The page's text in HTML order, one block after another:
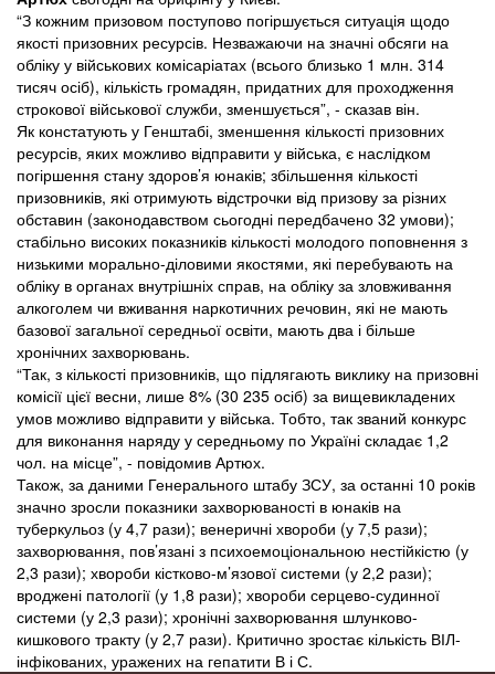
“З кожним призовом поступово погіршується ситуація щодо
якості призовних ресурсів. Незважаючи на значні обсяги на
обліку у військових комісаріатах (всього близько 1 млн. 314
тисяч осіб), кількість громадян, придатних для проходження
строкової військової служби, зменшується”, - сказав він.
Як констатують у Генштабі, зменшення кількості призовних
ресурсів, яких можливо відправити у війська, є наслідком
погіршення стану здоров’я юнаків; збільшення кількості
призовників, які отримують відстрочки від призову за різних
обставин (законодавством сьогодні передбачено 32 умови);
стабільно високих показників кількості молодого поповнення з
низькими морально-діловими якостями, які перебувають на
обліку в органах внутрішніх справ, на обліку за зловживання
алкоголем чи вживання наркотичних речовин, які не мають
базової загальної середньої освіти, мають два і більше
хронічних захворювань.
“Так, з кількості призовників, що підлягають виклику на призовні
комісії цієї весни, лише 8% (30 235 осіб) за вищевикладених
умов можливо відправити у війська. Тобто, так званий конкурс
для виконання наряду у середньому по Україні складає 1,2
чол. на місце”, - повідомив Артюх.
Також, за даними Генерального штабу ЗСУ, за останні 10 років
значно зросли показники захворюваності в юнаків на
туберкульоз (у 4,7 рази); венеричні хвороби (у 7,5 рази);
захворювання, пов’язані з психоемоціональною нестійкістю (у
2,3 рази); хвороби кістково-м’язової системи (у 2,2 рази);
вроджені патології (у 1,8 рази); хвороби серцево-судинної
системи (у 2,3 рази); хронічні захворювання шлунково-
кишкового тракту (у 2,7 рази). Критично зростає кількість ВІЛ-
інфікованих, уражених на гепатити В і С.